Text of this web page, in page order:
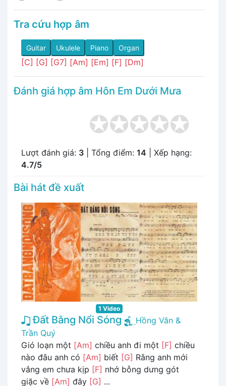
Tra cứu hợp âm
Guitar Ukulele Piano Organ
[C] [G] [G7] [Am] [Em] [F] [Dm]
Đánh giá hợp âm Hôn Em Dưới Mưa
Lượt đánh giá: 3 | Tổng điểm: 14 | Xếp hạng:
4.7/5
Bài hát đề xuất
1 Video
Đất Bằng Nổi Sóng
Hồng Vân &
Trần Quý
Gió loạn một [Am] chiều anh đi một [F] chiều
nào đâu anh có [Am] biết [G] Rằng anh mới
vắng em chưa kịp [F] nhớ bỗng dưng gót
giặc về [Am] đây [G] ...